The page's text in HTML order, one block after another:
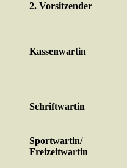
2. Vorsitzender
Kassenwartin
Schriftwartin
Sportwartin/
Freizeitwartin